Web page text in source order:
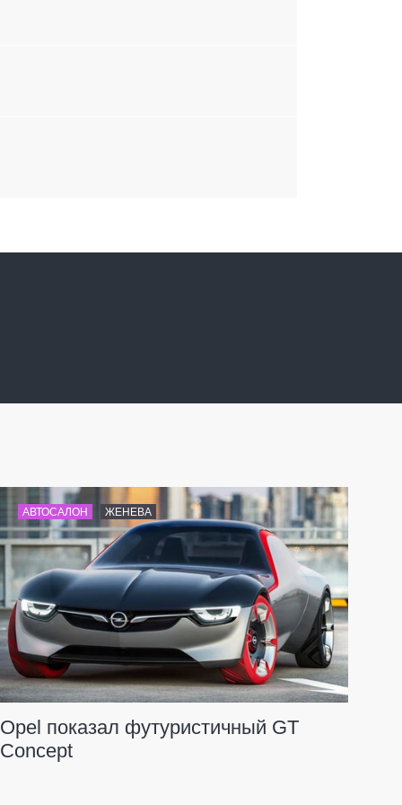
АВТОСАЛОН ЖЕНЕВА
Opel показал футуристичный GT
Concept